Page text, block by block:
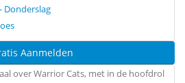
Donderslag
Aanmelden
over Warrior Cats, met in de hoofdrol